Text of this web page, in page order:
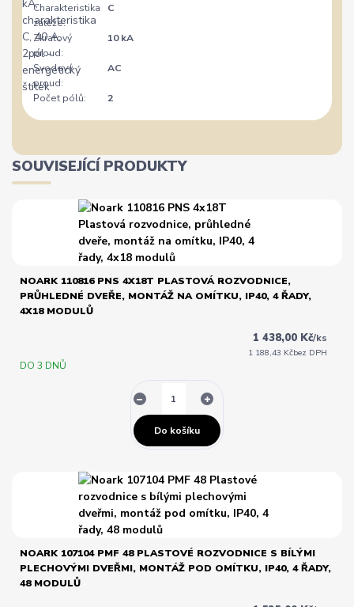
Charakteristika
zátěže:
C
Zkratový
proud:
10 kA
Svodový
proud:
AC
Počet pólů: 2
SOUVISEJÍCÍ PRODUKTY
NOARK 110816 PNS 4X18T PLASTOVÁ ROZVODNICE,
PRŮHLEDNÉ DVEŘE, MONTÁŽ NA OMÍTKU, IP40, 4 ŘADY,
4X18 MODULŮ
1 438,00 Kč/ks
1 188,43 Kčbez DPH
DO 3 DNŮ
Do košíku
NOARK 107104 PMF 48 PLASTOVÉ ROZVODNICE S BÍLÝMI
PLECHOVÝMI DVEŘMI, MONTÁŽ POD OMÍTKU, IP40, 4 ŘADY,
48 MODULŮ